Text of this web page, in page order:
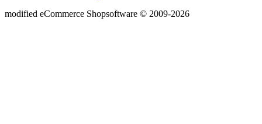
modified eCommerce Shopsoftware © 2009-2026